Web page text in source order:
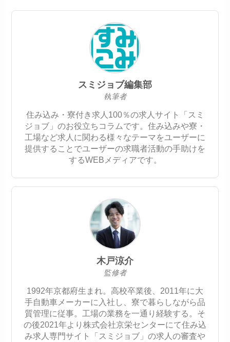
スミジョブ編集部
執筆者
住み込み・寮付き求人100％の求人サイト「スミ
ジョブ」のお役立ちコラムです。住み込みや寮・
工場など求人に関わる様々なテーマをユーザーに
提供することでユーザーの求職者活動の手助けを
するWEBメディアです。
木戸涼介
監修者
1992年京都府生まれ。高校卒業後、2011年に大
手自動車メーカーに入社し、寮で暮らしながら品
質管理に従事。工場の業務を一通り経験する。そ
の後2021年より株式会社京栄センターにて住み込
み求人専門サイト「スミジョブ」の求人の審査や